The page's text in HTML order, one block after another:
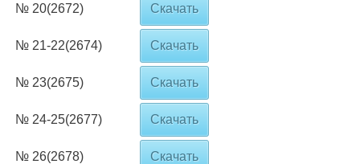
№ 20(2672) Скачать
№ 21-22(2674) Скачать
№ 23(2675) Скачать
№ 24-25(2677) Скачать
№ 26(2678) Скачать